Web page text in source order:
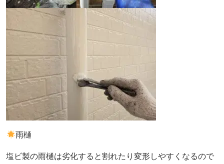
雨樋
塩ビ製の雨樋は劣化すると割れたり変形しやすくなるので